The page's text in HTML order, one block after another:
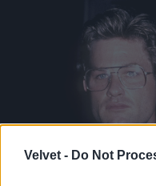
Velvet - Do Not
Jön